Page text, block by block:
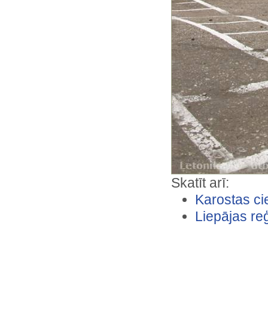
Skatīt arī:
Karostas
Liepājas